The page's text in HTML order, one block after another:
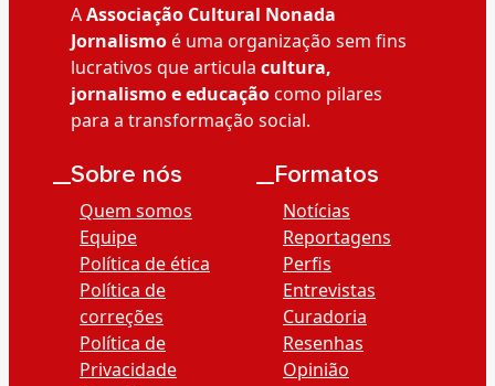
AAssociação Cultural Nonada
Jornalismoé uma organização sem fins
lucrativos que articula cultura,
jornalismo e educaçãocomo pilares
para a transformação social.
__Sobre nós
Quem somos
Equipe
Política de ética
Política de
correções
Política de
Privacidade
__Formatos
Notícias
Reportagens
Perfis
Entrevistas
Curadoria
Resenhas
Opinião